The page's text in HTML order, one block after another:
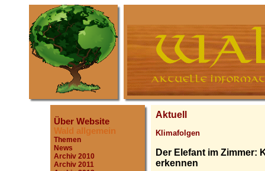
Über Website
Wald allgemein
Themen
News
Archiv 2010
Archiv 2011
Aktuell
Klimafolgen
Der Elefant im Zimmer:
erkennen